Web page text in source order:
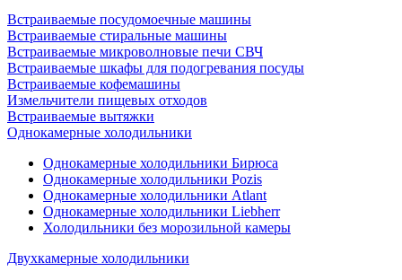
Встраиваемые посудомоечные машины
Встраиваемые стиральные машины
Встраиваемые микроволновые печи СВЧ
Встраиваемые шкафы для подогревания посуды
Встраиваемые кофемашины
Измельчители пищевых отходов
Встраиваемые вытяжки
Однокамерные холодильники
Однокамерные холодильники Бирюса
Однокамерные холодильники Pozis
Однокамерные холодильники Atlant
Однокамерные холодильники Liebherr
Холодильники без морозильной камеры
Двухкамерные холодильники